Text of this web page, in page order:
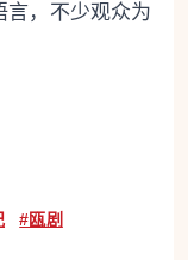
言，不少观众为
本次演出中真
妙嵌入剧情关
#瓯剧